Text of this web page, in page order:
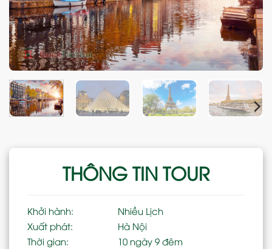
THÔNG TIN TOUR
Khởi hành:
Nhiều Lịch
Xuất phát:
Hà Nội
Thời gian:
10 ngày 9 đêm